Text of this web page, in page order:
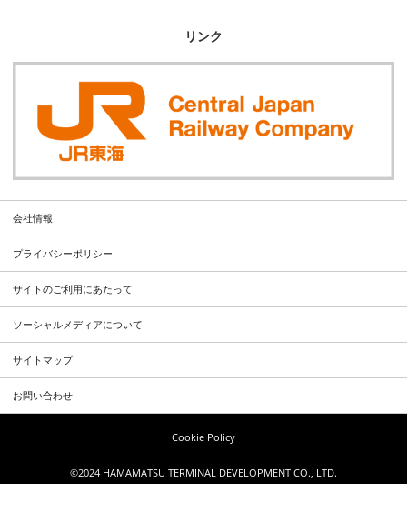
リンク
会社情報
プライバシーポリシー
サイトのご利用にあたって
ソーシャルメディアについて
サイトマップ
お問い合わせ
Cookie Policy
©2024 HAMAMATSU TERMINAL DEVELOPMENT CO., LTD.